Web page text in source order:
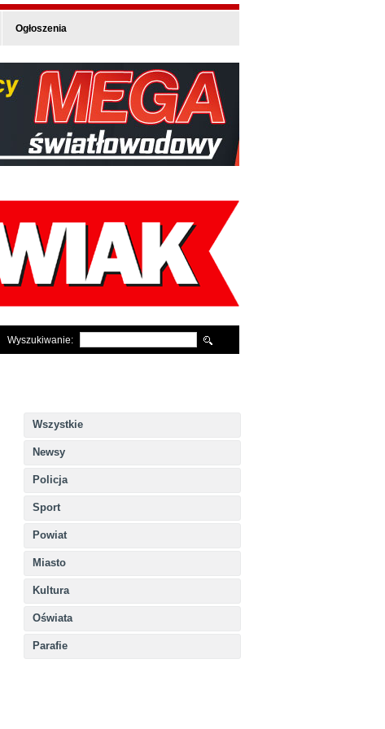
Ogłoszenia
Wyszukiwanie:
Wszystkie
Newsy
Policja
Sport
Powiat
Miasto
Kultura
Oświata
Parafie